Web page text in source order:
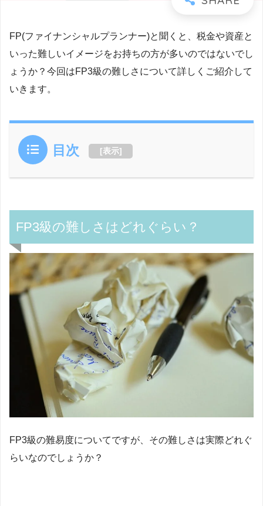
FP(ファイナンシャルプランナー)と聞くと、税金や資産と
いった難しいイメージをお持ちの方が多いのではないでし
ょうか？今回はFP3級の難しさについて詳しくご紹介して
いきます。
目次 [表示]
FP3級の難しさはどれぐらい？
FP3級の難易度についてですが、その難しさは実際どれぐ
らいなのでしょうか？